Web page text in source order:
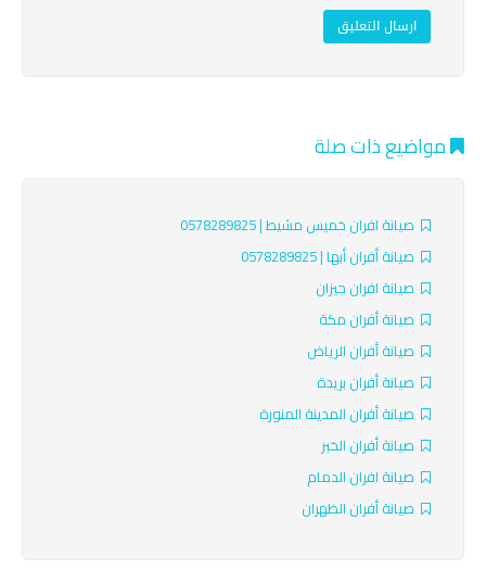
ارسال التعليق
مواضيع ذات صلة
صيانة افران خميس مشيط | 0578289825
صيانة أفران أبها | 0578289825
صيانة افران جيزان
صيانة أفران مكة
صيانة أفران الرياض
صيانة أفران بريدة
صيانة أفران المدينة المنورة
صيانة أفران الخبر
صيانة افران الدمام
صيانة أفران الظهران